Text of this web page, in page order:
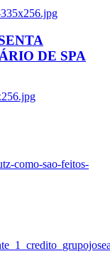
DE SPA
como-sao-feitos-